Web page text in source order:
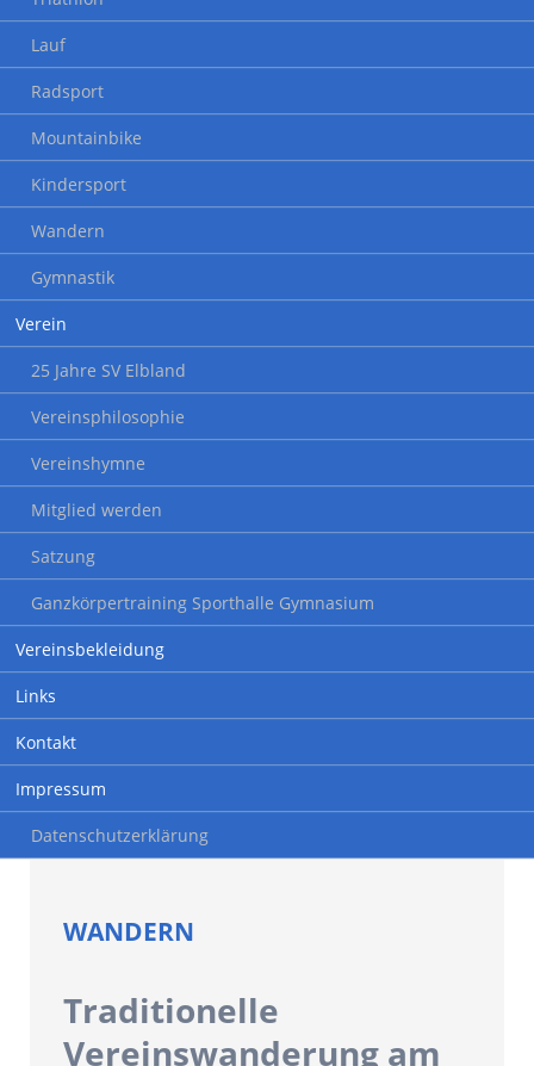
Lauf
Radsport
Mountainbike
Kindersport
Wandern
Gymnastik
Verein
25 Jahre SV Elbland
Vereinsphilosophie
Vereinshymne
Mitglied werden
Satzung
Ganzkörpertraining Sporthalle Gymnasium
Vereinsbekleidung
Links
Kontakt
Impressum
Datenschutzerklärung
WANDERN
Traditionelle
Vereinswanderung am